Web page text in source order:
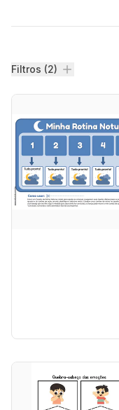
Filtros
Filtros (2)